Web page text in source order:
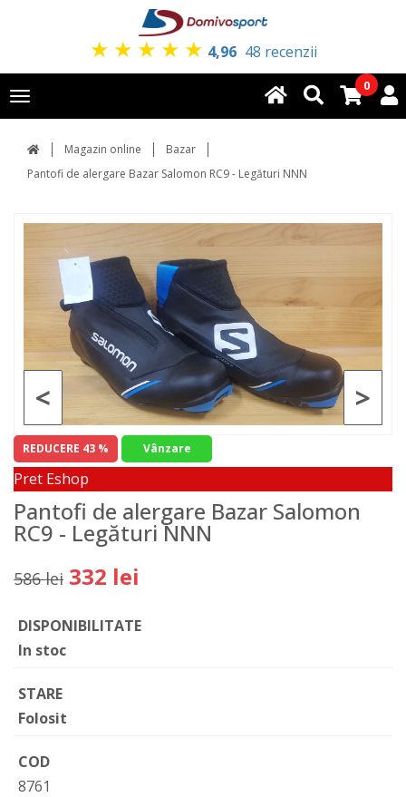
★ ★ ★ ★ ★ 4,96 48 recenzii
Toggle
navigation
0
Magazin online
Bazar
Pantofi de alergare Bazar Salomon RC9 - Legături NNN
>
<
REDUCERE 43 % Vânzare
Pret Eshop
Pantofi de alergare Bazar Salomon
RC9 - Legături NNN
586 lei 332 lei
DISPONIBILITATE
In stoc
STARE
Folosit
COD
8761